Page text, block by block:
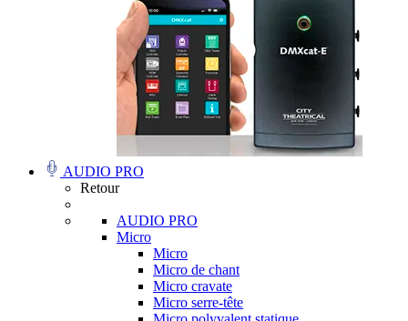
AUDIO PRO
Retour
AUDIO PRO
Micro
Micro
Micro de chant
Micro cravate
Micro serre-tête